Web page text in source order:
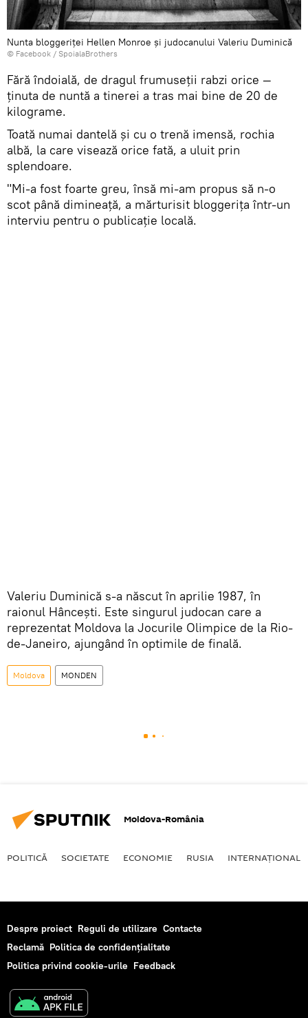
Nunta bloggeriței Hellen Monroe și judocanului Valeriu Duminică
© Facebook / SpoialaBrothers
Fără îndoială, de dragul frumuseții rabzi orice —
ținuta de nuntă a tinerei a tras mai bine de 20 de
kilograme.
Toată numai dantelă și cu o trenă imensă, rochia
albă, la care visează orice fată, a uluit prin
splendoare.
"Mi-a fost foarte greu, însă mi-am propus să n-o
scot până dimineață, a mărturisit bloggerița într-un
interviu pentru o publicație locală.
Valeriu Duminică s-a născut în aprilie 1987, în
raionul Hâncești. Este singurul judocan care a
reprezentat Moldova la Jocurile Olimpice de la Rio-
de-Janeiro, ajungând în optimile de finală.
Moldova MONDEN
Moldova-România
POLITICĂ SOCIETATE ECONOMIE RUSIA INTERNAŢIONAL
Despre proiect Reguli de utilizare Contacte
Reclamă Politica de confidențialitate
Politica privind cookie-urile Feedback